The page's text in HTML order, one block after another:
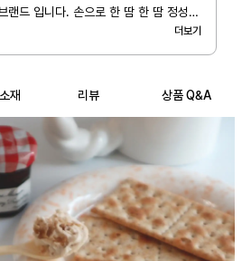
로 한 땀 한 땀 정성스
더보기
재 리뷰 상품 Q&A